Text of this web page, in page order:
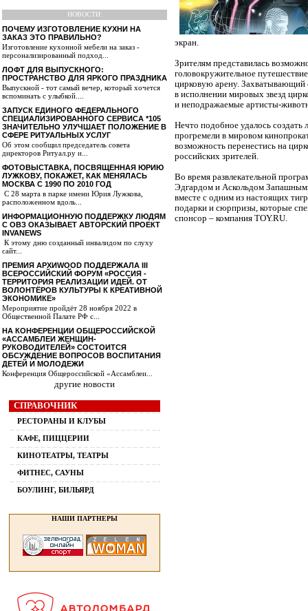
НОВОСТИ:
ПОЧЕМУ ИЗГОТОВЛЕНИЕ КУХНИ НА
ЗАКАЗ ЭТО ПРАВИЛЬНО?
Изготовление кухонной мебели на заказ -
персонализированный подход...
ЛОФТ ДЛЯ ВЫПУСКНОГО:
ПРОСТРАНСТВО ДЛЯ ЯРКОГО ПРАЗДНИКА
Выпускной - тот самый вечер, который хочется
вспоминать с улыбкой....
ЗАПУСК ЕДИНОГО ФЕДЕРАЛЬНОГО
СПЕЦИАЛИЗИРОВАННОГО СЕРВИСА *105
ЗНАЧИТЕЛЬНО УЛУЧШАЕТ ПОЛОЖЕНИЕ В
СФЕРЕ РИТУАЛЬНЫХ УСЛУГ
Об этом сообщил председатель совета
директоров Ритуал.ру и...
ФОТОВЫСТАВКА, ПОСВЯЩЕННАЯ ЮРИЮ
ЛУЖКОВУ, ПОКАЖЕТ, КАК МЕНЯЛАСЬ
МОСКВА С 1990 ПО 2010 ГОД
С 28 марта в парке имени Юрия Лужкова,
расположенном вдоль...
ИНФОРМАЦИОННУЮ ПОДДЕРЖКУ ЛЮДЯМ
С ОВЗ ОКАЗЫВАЕТ АВТОРСКИЙ ПРОЕКТ
INVANEWS
К этому дню созданный инвалидом по слуху
сайт...
ПРЕМИЯ АРХИWOOD ПОДДЕРЖАЛА III
ВСЕРОССИЙСКИЙ ФОРУМ «РОССИЯ -
ТЕРРИТОРИЯ РЕАЛИЗАЦИИ ИДЕЙ. ОТ
ВОЛОНТЁРОВ КУЛЬТУРЫ К КРЕАТИВНОЙ
ЭКОНОМИКЕ»
Мероприятие пройдёт 28 ноября 2022 в
Общественной Палате РФ с...
НА КОНФЕРЕНЦИИ ОБЩЕРОССИЙСКОЙ
«АССАМБЛЕИ ЖЕНЩИН-
РУКОВОДИТЕЛЕЙ» СОСТОИТСЯ
ОБСУЖДЕНИЕ ВОПРОСОВ ВОСПИТАНИЯ
ДЕТЕЙ И МОЛОДЕЖИ
Конференция Общероссийской «Ассамблеи...
другие новости
СПРАВОЧНИК
РЕСТОРАНЫ И КЛУБЫ
КАФЕ, ПИЦЦЕРИИ
КИНОТЕАТРЫ, ТЕАТРЫ
ФИТНЕС, САУНЫ
БОУЛИНГ, БИЛЬЯРД
НАШИ ПАРТНЕРЫ
экран.
Зрителям представилась
головокружительное
цирковую арену. Захватывающий
в исполнении мировых звезд
и неподражаемые артисты-
Нечто подобное удалось
прогремели в мировом
возможность перенестись на
российских зрителей.
Во время развлекательной
Эдгардом и Аскольдом
вместе с одним из настоящих
подарки и сюрпризы, которые
спонсор – компания TOY.RU.